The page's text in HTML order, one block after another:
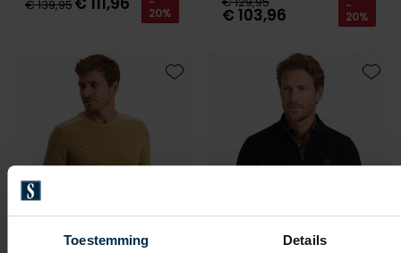
Toestemming Details
€ 139,95 20% € 103,96 -
20%
Toevoegen aan favorieten